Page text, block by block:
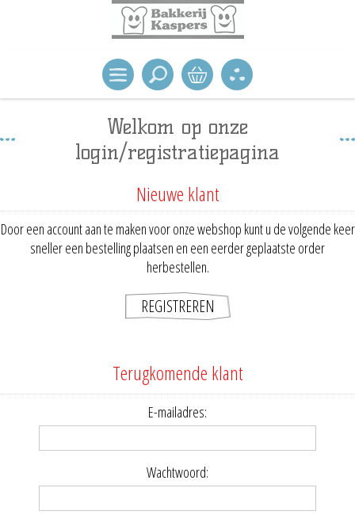
Welkom op onze
login/registratiepagina
Nieuwe klant
Door een account aan te maken voor onze webshop kunt u de volgende keer
sneller een bestelling plaatsen en een eerder geplaatste order
herbestellen.
Terugkomende klant
E-mailadres:
Wachtwoord: